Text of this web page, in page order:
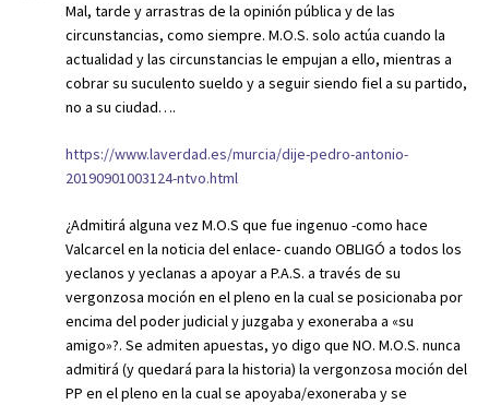
Mal, tarde y arrastras de la opinión pública y de las
circunstancias, como siempre. M.O.S. solo actúa cuando la
actualidad y las circunstancias le empujan a ello, mientras a
cobrar su suculento sueldo y a seguir siendo fiel a su partido,
no a su ciudad….
https://www.laverdad.es/murcia/dije-pedro-antonio-
20190901003124-ntvo.html
¿Admitirá alguna vez M.O.S que fue ingenuo -como hace
Valcarcel en la noticia del enlace- cuando OBLIGÓ a todos los
yeclanos y yeclanas a apoyar a P.A.S. a través de su
vergonzosa moción en el pleno en la cual se posicionaba por
encima del poder judicial y juzgaba y exoneraba a «su
amigo»?. Se admiten apuestas, yo digo que NO. M.O.S. nunca
admitirá (y quedará para la historia) la vergonzosa moción del
PP en el pleno en la cual se apoyaba/exoneraba y se